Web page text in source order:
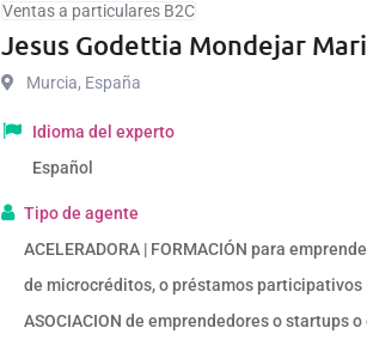
Ventas a particulares B2C
Jesus Godettia Mondejar
Murcia, España
Idioma del experto
Español
Tipo de agente
ACELERADORA | FORMACIÓN para
de microcréditos, o préstamos participativos
ASOCIACION de emprendedores o startups